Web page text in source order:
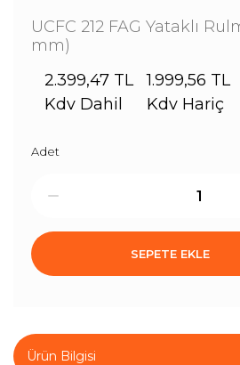
UCFC 212 FAG Yataklı
mm)
2.399,47 TL
Kdv Dahil
1.999,56 TL
Kdv Hariç
Adet
SEPETE EKLE
Ürün Bilgisi